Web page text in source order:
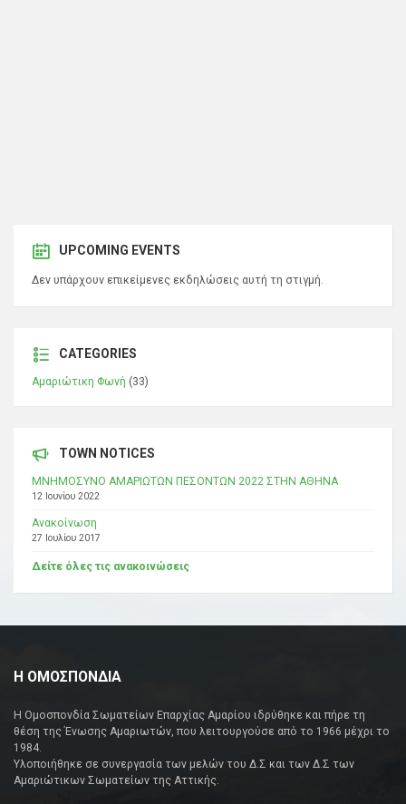
UPCOMING EVENTS
Δεν υπάρχουν επικείμενες εκδηλώσεις αυτή τη στιγμή.
CATEGORIES
Αμαριώτικη Φωνή (33)
TOWN NOTICES
ΜΝΗΜΟΣΥΝΟ ΑΜΑΡΙΩΤΩΝ ΠΕΣΟΝΤΩΝ 2022 ΣΤΗΝ ΑΘΗΝΑ
12 Ιουνίου 2022
Ανακοίνωση
27 Ιουλίου 2017
Δείτε όλες τις ανακοινώσεις
Η ΟΜΟΣΠΟΝΔΙΑ
Η Ομοσπονδία Σωματείων Επαρχίας Αμαρίου ιδρύθηκε και πήρε τη
θέση της Ένωσης Αμαριωτών, που λειτουργούσε από το 1966 μέχρι το
1984.
Υλοποιήθηκε σε συνεργασία των μελών του Δ.Σ και των Δ.Σ των
Αμαριώτικων Σωματείων της Αττικής.